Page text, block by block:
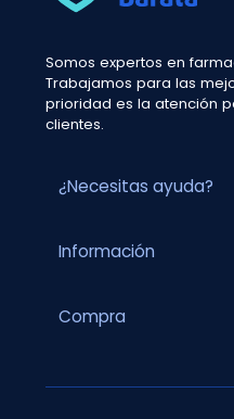
Somos expertos en
Trabajamos para las
prioridad es la atención
clientes.
¿Necesitas ayuda?
Información
Compra